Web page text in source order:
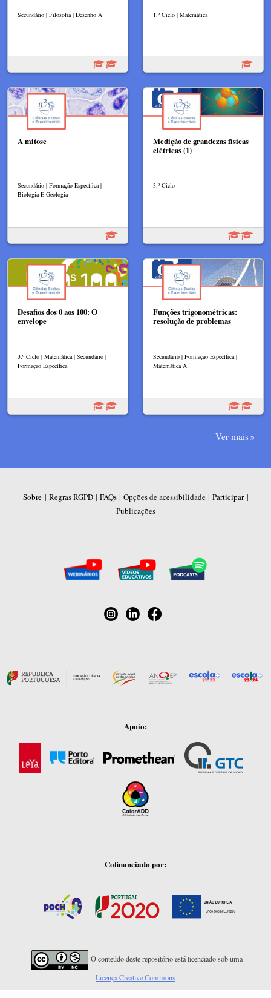
Secundário | Filosofia | Desenho A 1.º Ciclo | Matemática
A mitose
Secundário | Formação Específica |
Biologia E Geologia
Medição de grandezas físicas
elétricas (1)
3.º Ciclo
Desafios dos 0 aos 100: O
envelope
3.º Ciclo | Matemática | Secundário |
Formação Específica
Funções trigonométricas:
resolução de problemas
Secundário | Formação Específica |
Matemática A
Ver mais
Sobre | Regras RGPD| FAQs| Opções de acessibilidade| Participar|
Publicações
Apoio:
Cofinanciado por:
O conteúdo deste repositório está licenciado sob uma
Licença Creative Commons